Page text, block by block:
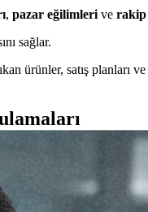
, pazar eğilimlerive rakip
sağlar.
ürünler, satış